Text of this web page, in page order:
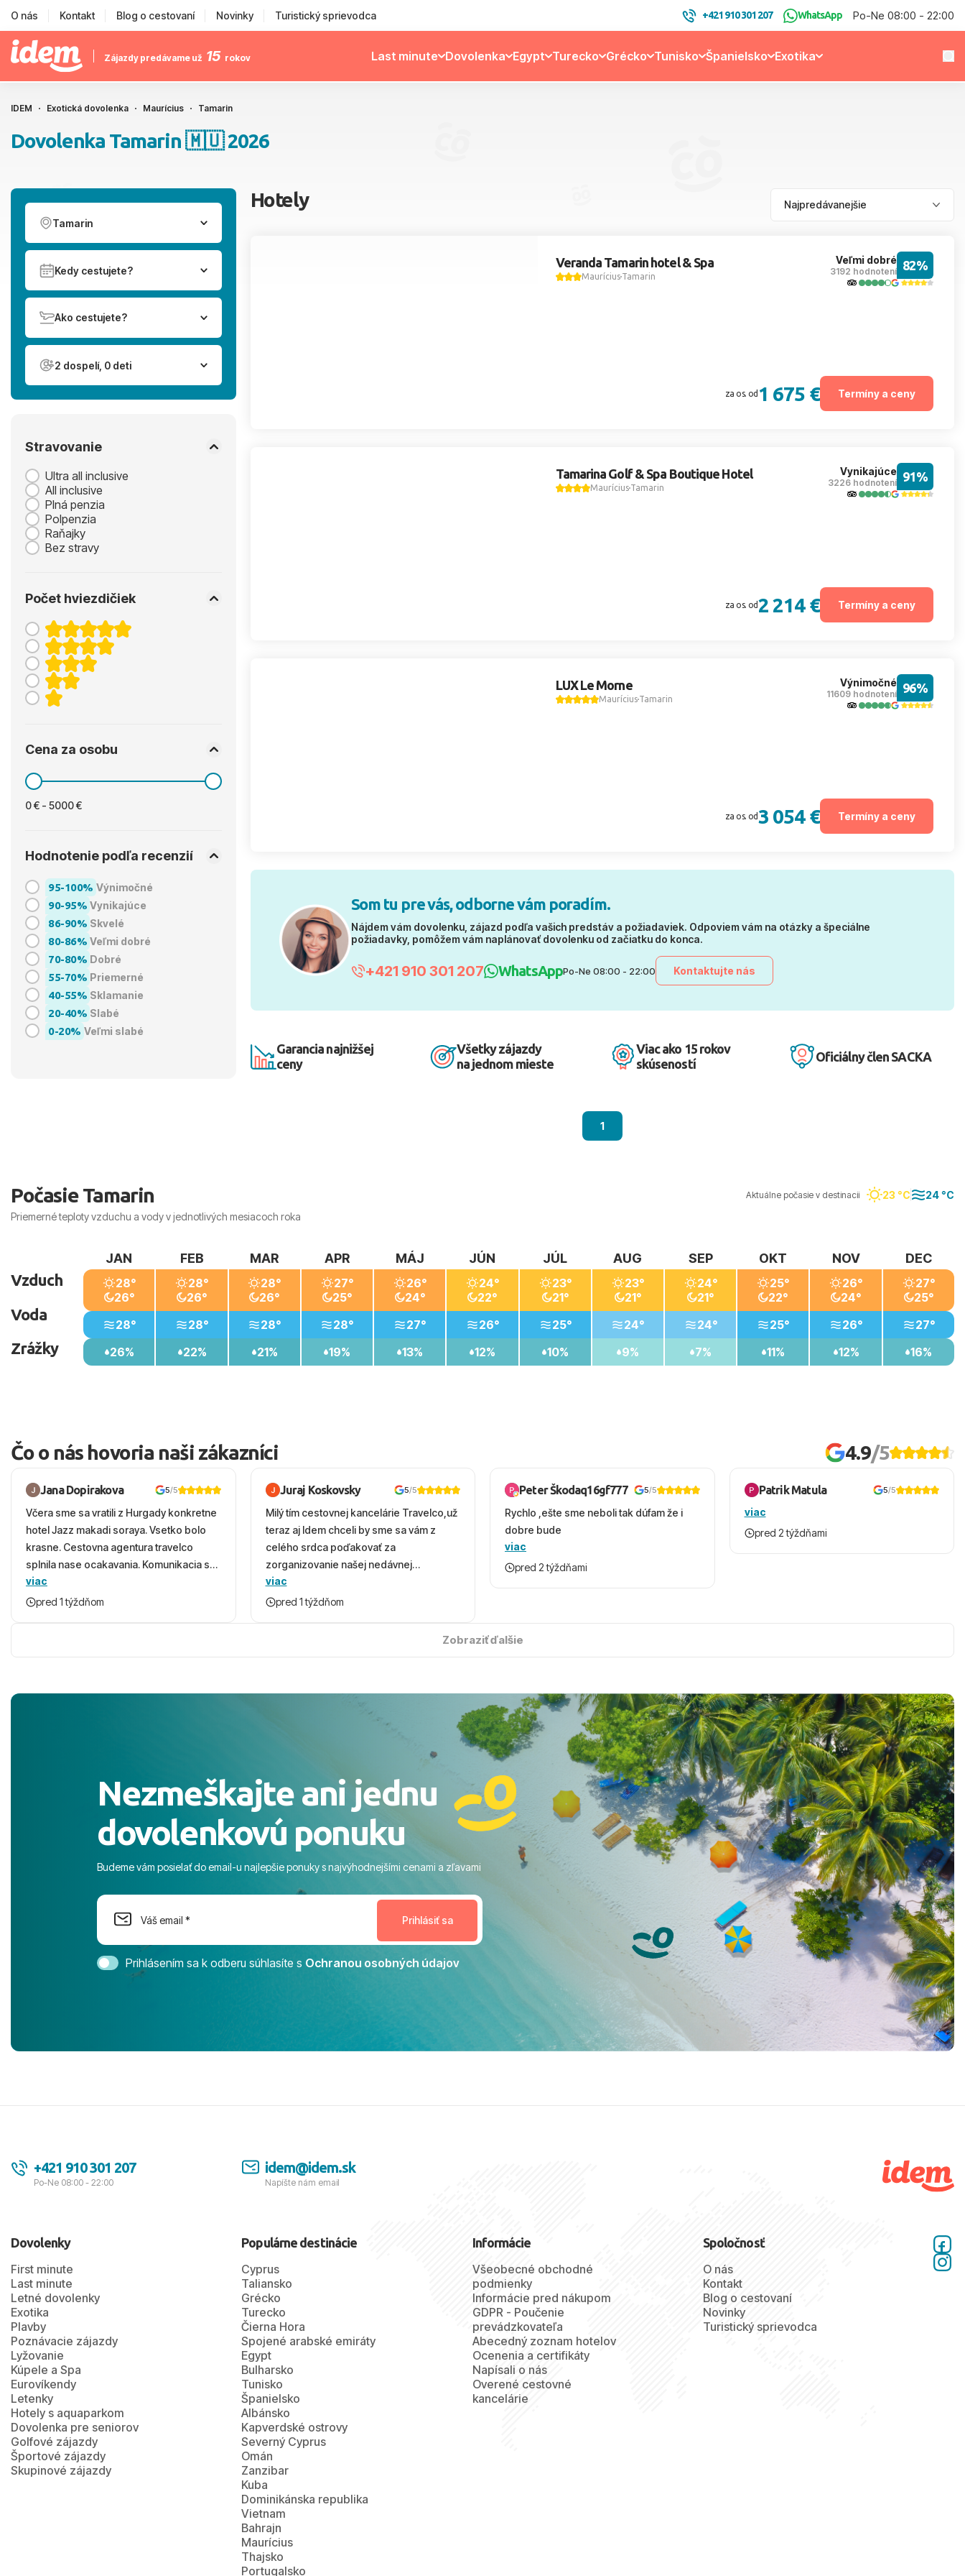
O nás Kontakt Blog o cestovaní Novinky Turistický sprievodca +421 910 301 207 WhatsApp Po-Ne 08:00 - 22:00
Zájazdy predávame už 15 rokov Last minute Dovolenka Egypt Turecko Grécko Tunisko Španielsko Exotika
IDEM Exotická dovolenka Maurícius Tamarin
Dovolenka Tamarin 🇲🇺 2026
Tamarin
Kedy cestujete?
Ako cestujete?
2 dospelí, 0 deti
Stravovanie
Ultra all inclusive
All inclusive
Plná penzia
Polpenzia
Raňajky
Bez stravy
Počet hviezdičiek
Cena za osobu
0 € - 5000 €
Hodnotenie podľa recenzií
95-100% Výnimočné
90-95% Vynikajúce
86-90% Skvelé
80-86% Veľmi dobré
70-80% Dobré
55-70% Priemerné
40-55% Sklamanie
20-40% Slabé
0-20% Veľmi slabé
Hotely
Veranda Tamarin hotel & Spa
MauríciusTamarin
Veľmi dobré
3192 hodnotení 82%
za os. od 1 675 € Termíny a ceny
Tamarina Golf & Spa Boutique Hotel
MauríciusTamarin
Vynikajúce
3226 hodnotení 91%
za os. od2 214 € Termíny a ceny
LUX Le Morne
MauríciusTamarin
Výnimočné
11609 hodnotení 96%
za os. od 3 054 € Termíny a ceny
Som tu pre vás, odborne vám poradím.
Nájdem vám dovolenku, zájazd podľa vašich predstáv a požiadaviek. Odpoviem vám na otázky a špeciálne
požiadavky, pomôžem vám naplánovať dovolenku od začiatku do konca.
+421 910 301 207 WhatsAppPo-Ne 08:00 - 22:00 Kontaktujte nás
Garancia najnižšej
ceny
Všetky zájazdy
na jednom mieste
Viac ako 15 rokov
skúseností
Oficiálny člen SACKA
1
Počasie Tamarin
Priemerné teploty vzduchu a vody v jednotlivých mesiacoch roka
Aktuálne počasie v destinacii 23 °C 24 °C
Vzduch
Voda
Zrážky
JAN
28°
26°
28°
26%
FEB
28°
26°
28°
22%
MAR
28°
26°
28°
21%
APR
27°
25°
28°
19%
MÁJ
26°
24°
27°
13%
JÚN
24°
22°
26°
12%
JÚL
23°
21°
25°
10%
AUG
23°
21°
24°
9%
SEP
24°
21°
24°
7%
OKT
25°
22°
25°
11%
NOV
26°
24°
26°
12%
DEC
27°
25°
27°
16%
Čo o nás hovoria naši zákazníci 4.9/5
Jana Dopirakova 5/5
Včera sme sa vratili z Hurgady konkretne
hotel Jazz makadi soraya. Vsetko bolo
krasne. Cestovna agentura travelco
splnila nase ocakavania. Komunikacia s
panom Michalinom uzasna a napomocna.
Vsetko vysvetlil aj vo vecernych hodinach
viac
pred 1 týždňom
Juraj Koskovsky 5/5
Milý tím cestovnej kancelárie Travelco,už
teraz aj Idem chceli by sme sa vám z
celého srdca poďakovať za
zorganizovanie našej nedávnej
dovolenky v Turecku. Vďaka vám sme
prežili nádherný čas, na ktorý budeme
čierneho! ​Čo nás dostalo najviac: ​Skvelé
ochotní a starostliví ľudia. ​Gastro zážitok:
celého dňa. ​Areál a pláž: Nádherné, čisté
prostredie, veľa zelene a udržiavaná pláž
s pozvoľným vstupom do mora a teple
more. ​Program: Skvelé animácie a
na moment nenudil, no zároveň bol
dostatok priestoru na dokonalý relax. ​
Magic Life Jacaranda môžeme s čistým
svedomím odporučiť každému, kto hľadá
bezstarostnú dovolenku na vysokej
úrovni. Všetko bolo zabezpečené na
tešíme, kam s nami vyrazíte nabudúce!
Ďakujeme za skvelé spomienky. ​S
pozdravom a prianím mnohých ďalších
viac
pred 1 týždňom
Peter Škodaq16gf777 5/5
Rychlo ,ešte sme neboli tak dúfam že i
dobre bude
viac
pred 2 týždňami
Patrik Matula 5/5
viac
pred 2 týždňami
Zobraziť ďalšie
Nezmeškajte ani jednu
dovolenkovú ponuku
Budeme vám posielať do email-u najlepšie ponuky s najvýhodnejšími cenami a zľavami
Prihlásením sa k odberu súhlasíte s Ochranou osobných údajov
+421 910 301 207
Po-Ne 08:00 - 22:00
idem@idem.sk
Napíšte nám email
Dovolenky
First minute
Last minute
Letné dovolenky
Exotika
Plavby
Poznávacie zájazdy
Lyžovanie
Kúpele a Spa
Eurovíkendy
Letenky
Hotely s aquaparkom
Dovolenka pre seniorov
Golfové zájazdy
Športové zájazdy
Skupinové zájazdy
Populárne destinácie
Cyprus
Taliansko
Grécko
Turecko
Čierna Hora
Spojené arabské emiráty
Egypt
Bulharsko
Tunisko
Španielsko
Albánsko
Kapverdské ostrovy
Severný Cyprus
Omán
Zanzibar
Kuba
Dominikánska republika
Vietnam
Bahrajn
Maurícius
Thajsko
Portugalsko
Informácie
Všeobecné obchodné
podmienky
Informácie pred nákupom
GDPR - Poučenie
prevádzkovateľa
Abecedný zoznam hotelov
Ocenenia a certifikáty
Napísali o nás
Overené cestovné
kancelárie
Spoločnosť
O nás
Kontakt
Blog o cestovaní
Novinky
Turistický sprievodca